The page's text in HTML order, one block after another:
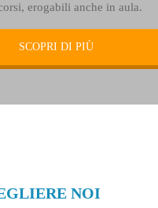
erogabili anche in aula.
SCOPRI DI PIÙ
NOI